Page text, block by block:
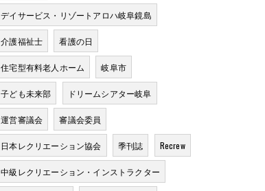
デイサービス・リゾートアロハ岐阜鏡島
介護福祉士 看護の日
住宅型有料老人ホーム 岐阜市
子ども未来部 ドリームシアター岐阜
運営審議会 審議会委員
日本レクリエーション協会 季刊誌 Recrew
中級レクリエーション・インストラクター